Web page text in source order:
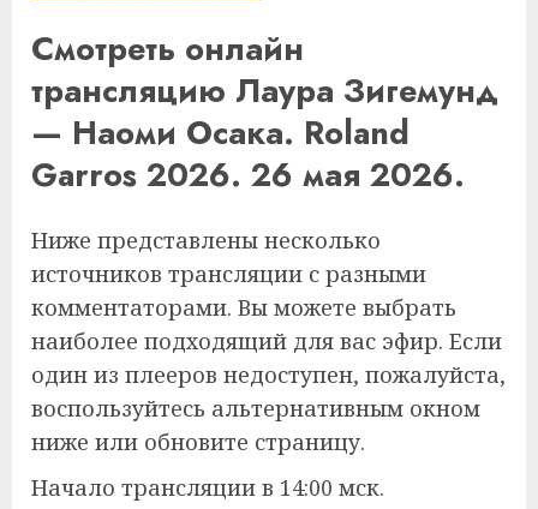
Смотреть онлайн
трансляцию Лаура Зигемунд
— Наоми Осака. Roland
Garros 2026. 26 мая 2026.
Ниже представлены несколько
источников трансляции с разными
комментаторами. Вы можете выбрать
наиболее подходящий для вас эфир. Если
один из плееров недоступен, пожалуйста,
воспользуйтесь альтернативным окном
ниже или обновите страницу.
Начало трансляции в 14:00 мск.